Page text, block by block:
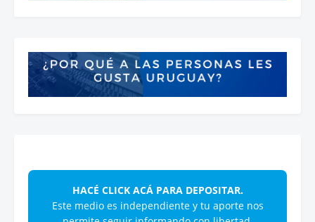
HACÉ CLICK ACÁ PARA DEPOSITAR.
Este medio es independiente y tu aporte nos